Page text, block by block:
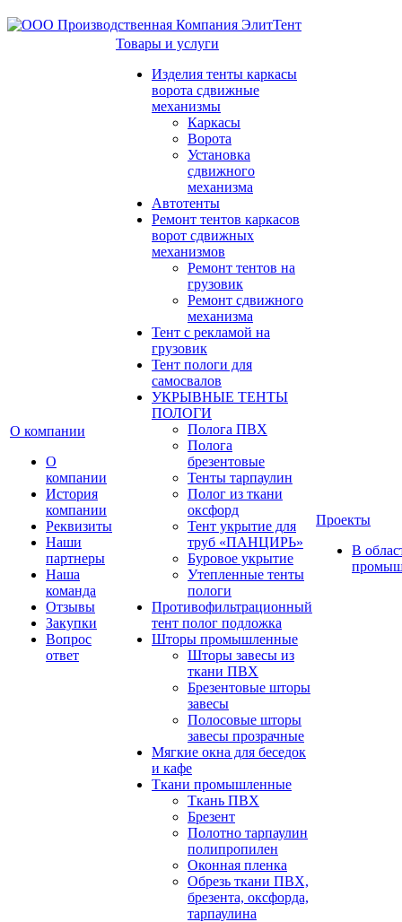
О компании
О
компании
История
компании
Реквизиты
Наши
партнеры
Наша
команда
Отзывы
Закупки
Вопрос
ответ
Товары и услуги
Изделия тенты каркасы
ворота сдвижные
механизмы
Каркасы
Ворота
Установка
сдвижного
механизма
Автотенты
Ремонт тентов каркасов
ворот сдвижных
механизмов
Ремонт тентов на
грузовик
Ремонт сдвижного
механизма
Тент с рекламой на
грузовик
Тент пологи для
самосвалов
УКРЫВНЫЕ ТЕНТЫ
ПОЛОГИ
Полога ПВХ
Полога
брезентовые
Тенты тарпаулин
Полог из ткани
оксфорд
Тент укрытие для
труб «ПАНЦИРЬ»
Буровое укрытие
Утепленные тенты
пологи
Противофильтрационный
тент полог подложка
Шторы промышленные
Шторы завесы из
ткани ПВХ
Брезентовые шторы
завесы
Полосовые шторы
завесы прозрачные
Мягкие окна для беседок
и кафе
Ткани промышленные
Ткань ПВХ
Брезент
Полотно тарпаулин
полипропилен
Оконная пленка
Обрезь ткани ПВХ,
брезента, оксфорда,
тарпаулина
Проекты
В